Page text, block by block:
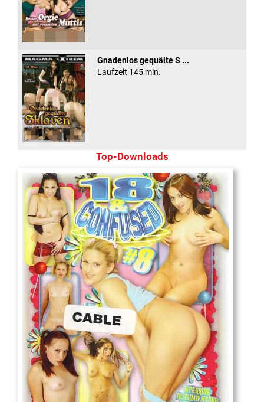
Gnadenlos gequälte S ...
Laufzeit 145 min.
Top-Downloads